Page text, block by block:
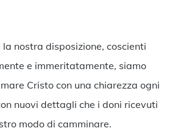
nostra disposizione, coscienti
e immeritatamente, siamo
Cristo con una chiarezza ogni
nuovi dettagli che i doni ricevuti
modo di camminare.